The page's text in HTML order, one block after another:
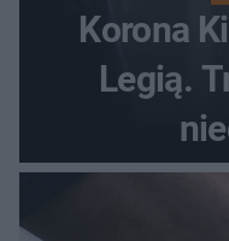
Korona
Legią.